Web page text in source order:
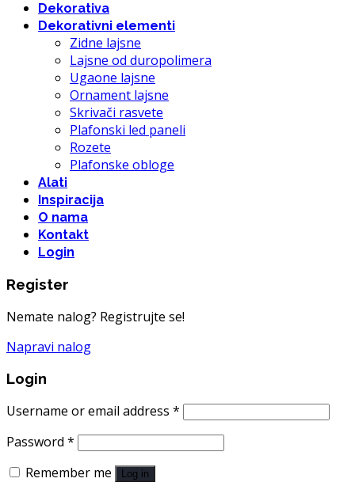
Dekorativa
Dekorativni elementi
Zidne lajsne
Lajsne od duropolimera
Ugaone lajsne
Ornament lajsne
Skrivači rasvete
Plafonski led paneli
Rozete
Plafonske obloge
Alati
Inspiracija
O nama
Kontakt
Login
Register
Nemate nalog? Registrujte se!
Napravi nalog
Login
Username or email address *
Password *
Remember me
Log in